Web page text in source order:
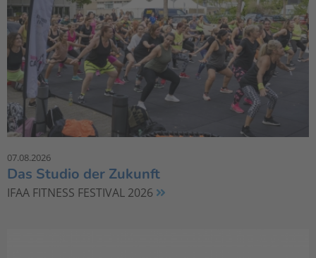
07.08.2026
Das Studio der Zukunft
IFAA FITNESS FESTIVAL 2026